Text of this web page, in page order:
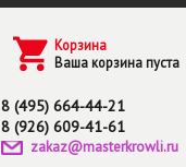
8 (495) 664-44-21
8 (926) 609-41-61
zakaz@masterkrowli.ru
Корзина
Ваша корзина пуста